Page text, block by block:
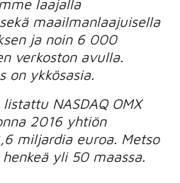
laajalla
maailmanlaajuisella
ja noin 6 000
verkoston avulla.
on ykkösasia.
NASDAQ OMX
2016 yhtiön
miljardia euroa. Metso
yli 50 maassa.